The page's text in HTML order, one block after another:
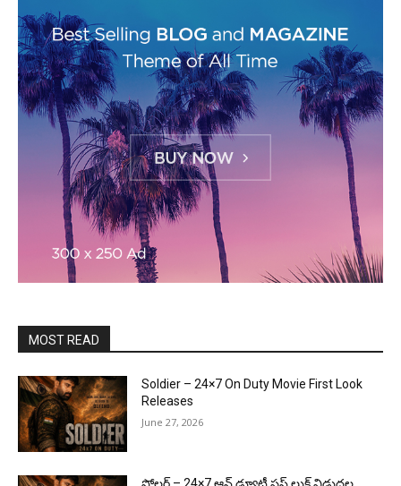
MOST READ
Soldier – 24×7 On Duty Movie First Look
Releases
June 27, 2026